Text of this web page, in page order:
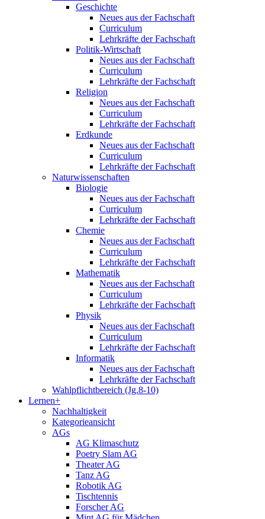
Geschichte
Neues aus der Fachschaft
Curriculum
Lehrkräfte der Fachschaft
Politik-Wirtschaft
Neues aus der Fachschaft
Curriculum
Lehrkräfte der Fachschaft
Religion
Neues aus der Fachschaft
Curriculum
Lehrkräfte der Fachschaft
Erdkunde
Neues aus der Fachschaft
Curriculum
Lehrkräfte der Fachschaft
Naturwissenschaften
Biologie
Neues aus der Fachschaft
Curriculum
Lehrkräfte der Fachschaft
Chemie
Neues aus der Fachschaft
Curriculum
Lehrkräfte der Fachschaft
Mathematik
Neues aus der Fachschaft
Curriculum
Lehrkräfte der Fachschaft
Physik
Neues aus der Fachschaft
Curriculum
Lehrkräfte der Fachschaft
Informatik
Neues aus der Fachschaft
Lehrkräfte der Fachschaft
Wahlpflichtbereich (Jg.8-10)
Lernen+
Nachhaltigkeit
Kategorieansicht
AGs
AG Klimaschutz
Poetry Slam AG
Theater AG
Tanz AG
Robotik AG
Tischtennis
Forscher AG